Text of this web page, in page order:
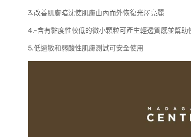
3.改善肌膚暗沈使肌膚由內而外恢復光澤亮麗
4.-含有黏度性較低的微小顆粒可產生輕透質感並幫助
5.低過敏和弱酸性肌膚測試可安全使用